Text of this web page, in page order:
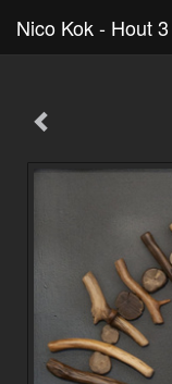
Nico Kok - Hout 3